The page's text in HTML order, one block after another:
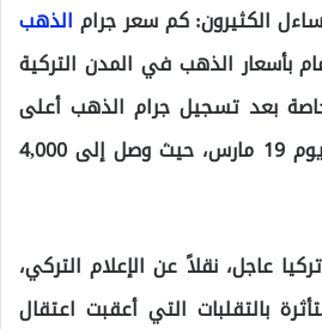
الكثيرون: كم سعر جرام الذهب
بأسعار الذهب في المدن التركية
بعد تسجيل جرام الذهب أعلى
مستوى له في تاريخه يوم 19 مارس، حيث وصل إلى 4,000
عاجل، نقلاً عن الإعلام التركي،
بالتقلبات التي أعقبت اعتقال